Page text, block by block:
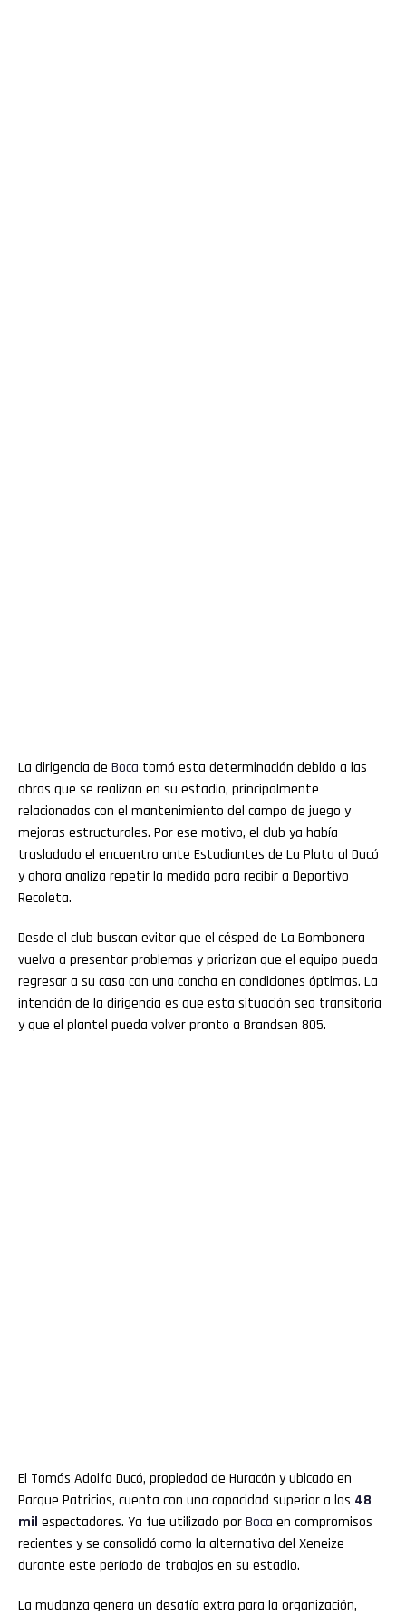
La dirigencia de Boca tomó esta determinación debido a las
obras que se realizan en su estadio, principalmente
relacionadas con el mantenimiento del campo de juego y
mejoras estructurales. Por ese motivo, el club ya había
trasladado el encuentro ante Estudiantes de La Plata al Ducó
y ahora analiza repetir la medida para recibir a Deportivo
Recoleta.
Desde el club buscan evitar que el césped de La Bombonera
vuelva a presentar problemas y priorizan que el equipo pueda
regresar a su casa con una cancha en condiciones óptimas. La
intención de la dirigencia es que esta situación sea transitoria
y que el plantel pueda volver pronto a Brandsen 805.
El Tomás Adolfo Ducó, propiedad de Huracán y ubicado en
Parque Patricios, cuenta con una capacidad superior a los 48
mil espectadores. Ya fue utilizado porBoca en compromisos
recientes y se consolidó como la alternativa del Xeneize
durante este período de trabajos en su estadio.
La mudanza genera un desafío extra para la organización,